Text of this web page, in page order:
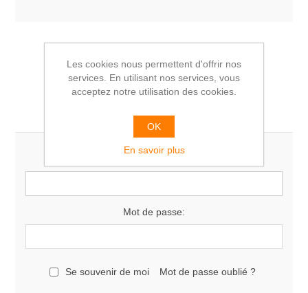
Vous êtes déjà client
E-mail:
Mot de passe:
Se souvenir de moi Mot de passe oublié ?
Les cookies nous permettent d'offrir nos
services. En utilisant nos services, vous
acceptez notre utilisation des cookies.
OK
En savoir plus